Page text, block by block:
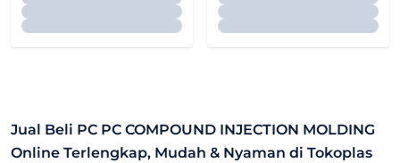
Jual Beli PC PC COMPOUND INJECTION MOLDING
Online Terlengkap, Mudah & Nyaman di Tokoplas